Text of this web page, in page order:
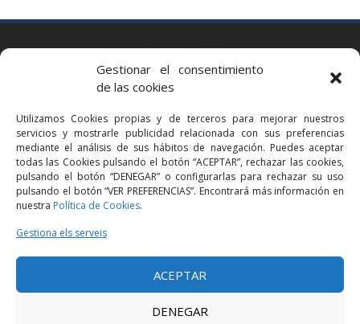
Gestionar el consentimiento
de las cookies
Utilizamos Cookies propias y de terceros para mejorar nuestros
servicios y mostrarle publicidad relacionada con sus preferencias
mediante el análisis de sus hábitos de navegación. Puedes aceptar
todas las Cookies pulsando el botón “ACEPTAR”, rechazar las cookies,
pulsando el botón “DENEGAR” o configurarlas para rechazar su uso
pulsando el botón “VER PREFERENCIAS”. Encontrará más información en
nuestra Política de Cookies.
Gestiona els serveis
ACEPTAR
DENEGAR
Via Augusta 2 bis, 3º, 08006 Barcelona
bcn@bellavistalegal.eu
GRANOLLERS
C/ Sant Jaume, 16 1r, 08401 Granollers (Bcn)
+34 93 860 39 60
grn@bellavistalegal.eu
MADRID
C/ Serrano 114, 2º izq. 28006 Madrid.
+34 91 431 98 21 | +34 91 431 98 95
mad@bellavistalegal.eu